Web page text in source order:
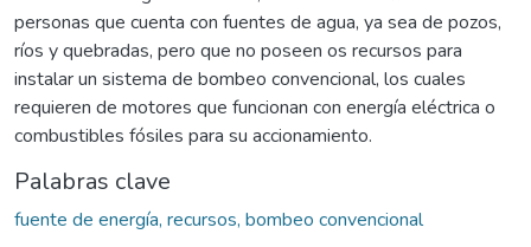
personas que cuenta con fuentes de agua, ya sea de pozos,
ríos y quebradas, pero que no poseen os recursos para
instalar un sistema de bombeo convencional, los cuales
requieren de motores que funcionan con energía eléctrica o
combustibles fósiles para su accionamiento.
Palabras clave
fuente de energía, recursos, bombeo convencional